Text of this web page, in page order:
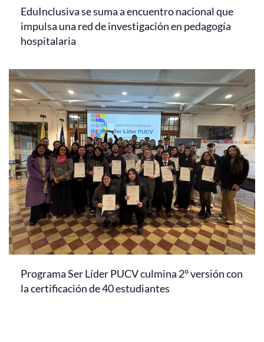
EduInclusiva se suma a encuentro nacional que
impulsa una red de investigación en pedagogía
hospitalaria
Programa Ser Líder PUCV culmina 2° versión con
la certificación de 40 estudiantes